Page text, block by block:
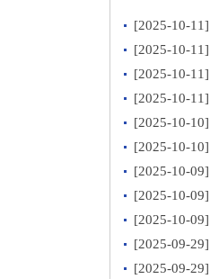
[2025-10-11]
[2025-10-11]
[2025-10-11]
[2025-10-11]
[2025-10-10]
[2025-10-10]
[2025-10-09]
[2025-10-09]
[2025-10-09]
[2025-09-29]
[2025-09-29]